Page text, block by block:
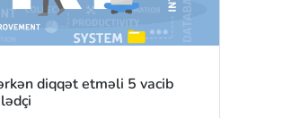
diqqət etməli 5 vacib